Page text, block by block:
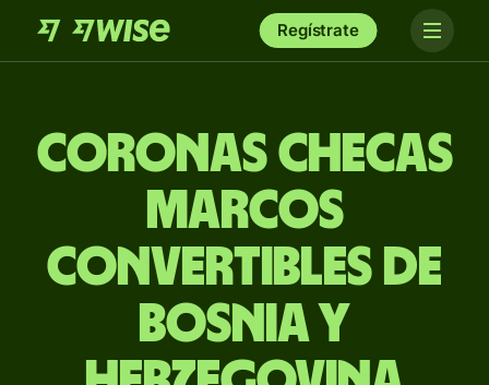
Regístrate
Coronas checas
marcos
convertibles de
Bosnia y